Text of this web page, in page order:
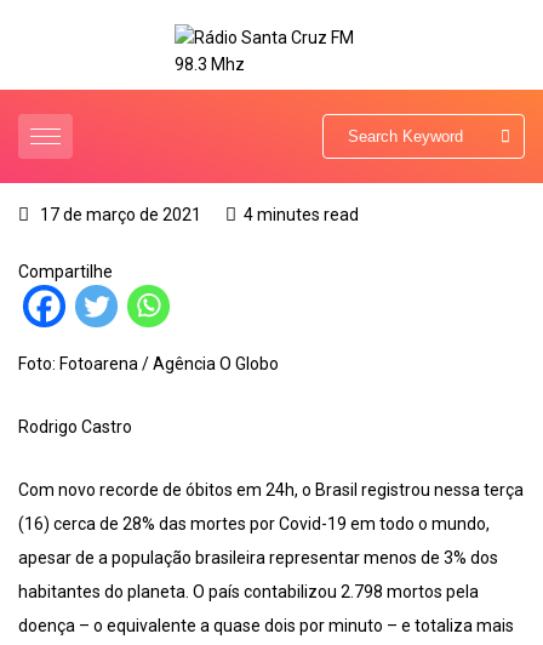
17 de março de 2021 4 minutes read
Compartilhe
Foto: Fotoarena / Agência O Globo
Rodrigo Castro
Com novo recorde de óbitos em 24h, o Brasil registrou nessa terça
(16) cerca de 28% das mortes por Covid-19 em todo o mundo,
apesar de a população brasileira representar menos de 3% dos
habitantes do planeta. O país contabilizou 2.798 mortos pela
doença – o equivalente a quase dois por minuto – e totaliza mais